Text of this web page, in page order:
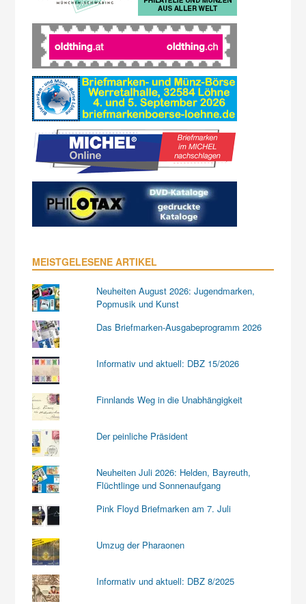
MEISTGELESENE ARTIKEL
Neuheiten August 2026: Jugendmarken,
Popmusik und Kunst
Das Briefmarken-Ausgabeprogramm 2026
Informativ und aktuell: DBZ 15/2026
Finnlands Weg in die Unabhängigkeit
Der peinliche Präsident
Neuheiten Juli 2026: Helden, Bayreuth,
Flüchtlinge und Sonnenaufgang
Pink Floyd Briefmarken am 7. Juli
Umzug der Pharaonen
Informativ und aktuell: DBZ 8/2025